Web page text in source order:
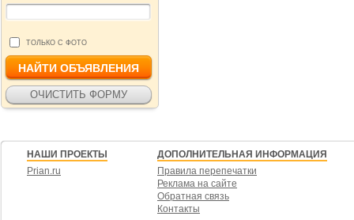
ТОЛЬКО С ФОТО
НАШИ ПРОЕКТЫ
Prian.ru
ДОПОЛНИТЕЛЬНАЯ ИНФОРМАЦИЯ
Правила перепечатки
Реклама на сайте
Обратная связь
Контакты